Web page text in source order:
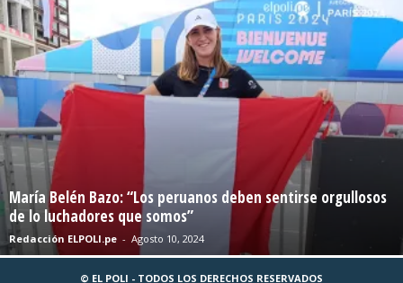
María Belén Bazo: “Los peruanos deben sentirse orgullosos
de lo luchadores que somos”
Redacción ELPOLI.pe - Agosto 10, 2024
© EL POLI - TODOS LOS DERECHOS RESERVADOS